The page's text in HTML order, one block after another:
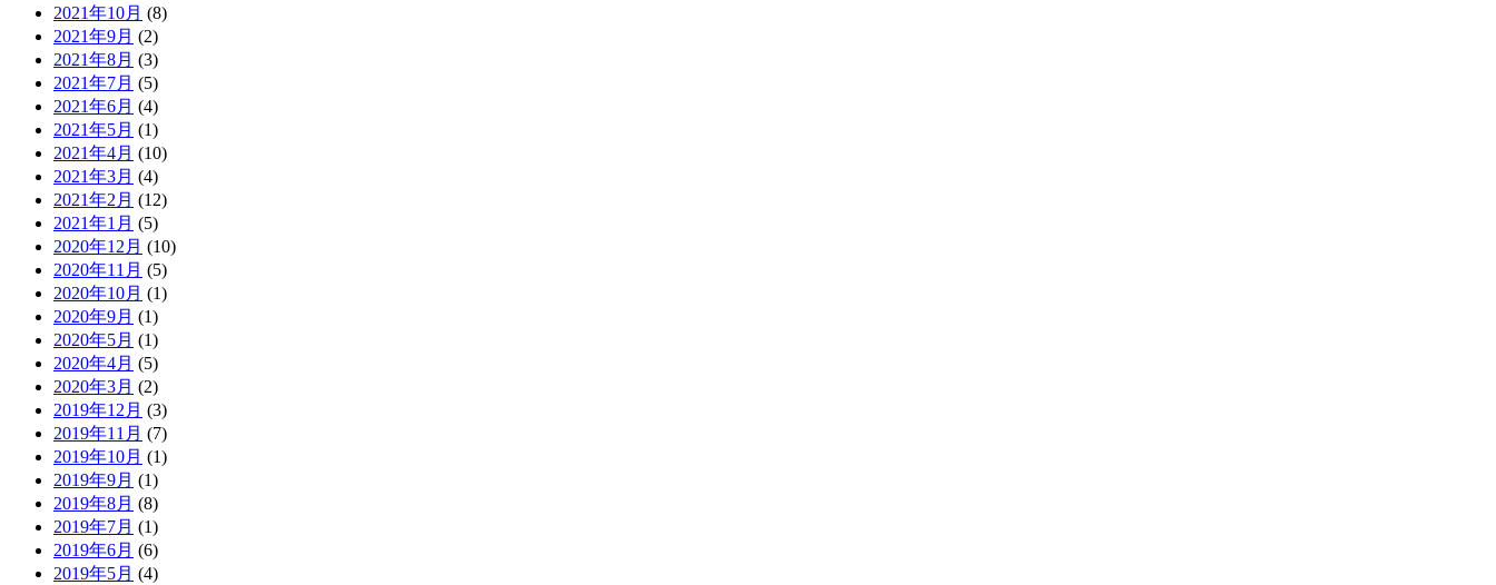
2021年10月 (8)
2021年9月 (2)
2021年8月 (3)
2021年7月 (5)
2021年6月 (4)
2021年5月 (1)
2021年4月 (10)
2021年3月 (4)
2021年2月 (12)
2021年1月 (5)
2020年12月 (10)
2020年11月 (5)
2020年10月 (1)
2020年9月 (1)
2020年5月 (1)
2020年4月 (5)
2020年3月 (2)
2019年12月 (3)
2019年11月 (7)
2019年10月 (1)
2019年9月 (1)
2019年8月 (8)
2019年7月 (1)
2019年6月 (6)
2019年5月 (4)